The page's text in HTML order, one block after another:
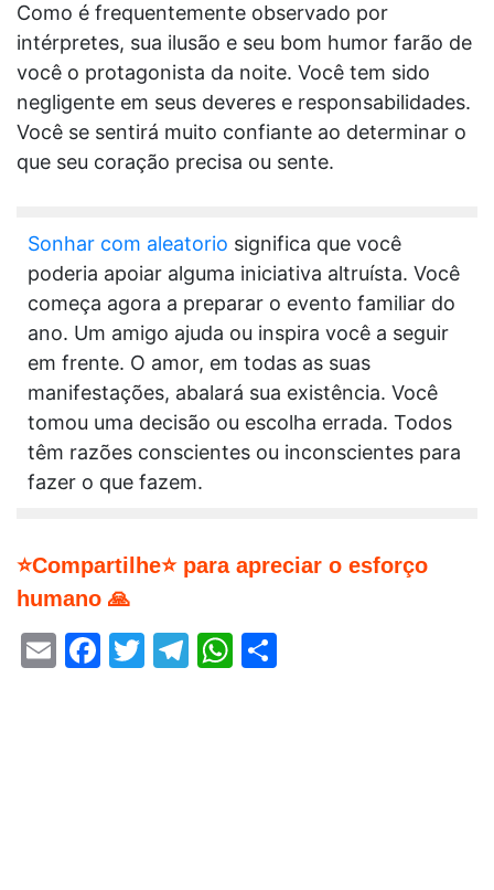
Como é frequentemente observado por
intérpretes, sua ilusão e seu bom humor farão de
você o protagonista da noite. Você tem sido
negligente em seus deveres e responsabilidades.
Você se sentirá muito confiante ao determinar o
que seu coração precisa ou sente.
Sonhar com aleatorio significa que você
poderia apoiar alguma iniciativa altruísta. Você
começa agora a preparar o evento familiar do
ano. Um amigo ajuda ou inspira você a seguir
em frente. O amor, em todas as suas
manifestações, abalará sua existência. Você
tomou uma decisão ou escolha errada. Todos
têm razões conscientes ou inconscientes para
fazer o que fazem.
⭐Compartilhe⭐ para apreciar o esforço
humano 🙏
EmailFacebook
Twitter
Telegram
WhatsApp